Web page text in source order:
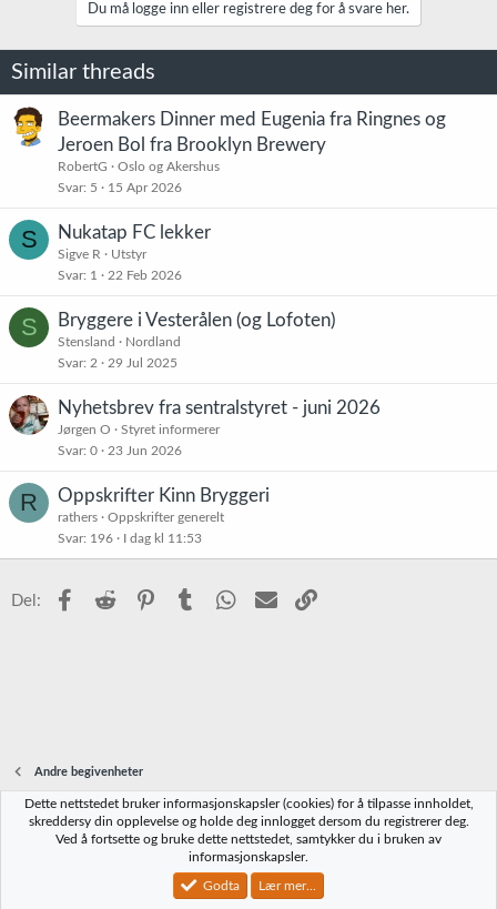
n
e
r
:
Du må logge inn eller registrere deg for å svare her.
Similar threads
Beermakers Dinner med Eugenia fra Ringnes og
Jeroen Bol fra Brooklyn Brewery
RobertG
Oslo og Akershus
Svar 5 15 Apr 2026
S Nukatap FC lekker
Sigve R
Utstyr
Svar 1 22 Feb 2026
S Bryggere i Vesterålen (og Lofoten)
Stensland
Nordland
Svar 2 29 Jul 2025
Nyhetsbrev fra sentralstyret - juni 2026
Jørgen O
Styret informerer
Svar 0 23 Jun 2026
R Oppskrifter Kinn Bryggeri
rathers
Oppskrifter generelt
Svar 196 I dag kl 11:53
Del: Facebook
Reddit PinterestTumblr WhatsApp
E-post
Andre begivenheter
Norbrygg-default
Vilkår og regler Personvernregler
Community platform by XenForo® © 2010-2023 XenForo Ltd.
Dette nettstedet bruker informasjonskapsler (cookies) for å tilpasse innholdet,
skreddersy din opplevelse og holde deg innlogget dersom du registrerer deg.
Ved å fortsette og bruke dette nettstedet, samtykker du i bruken av
informasjonskapsler.
Godta Lær mer...